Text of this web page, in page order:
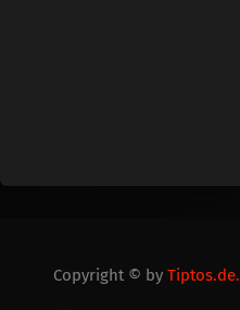
Copyright © by Tiptos.de.